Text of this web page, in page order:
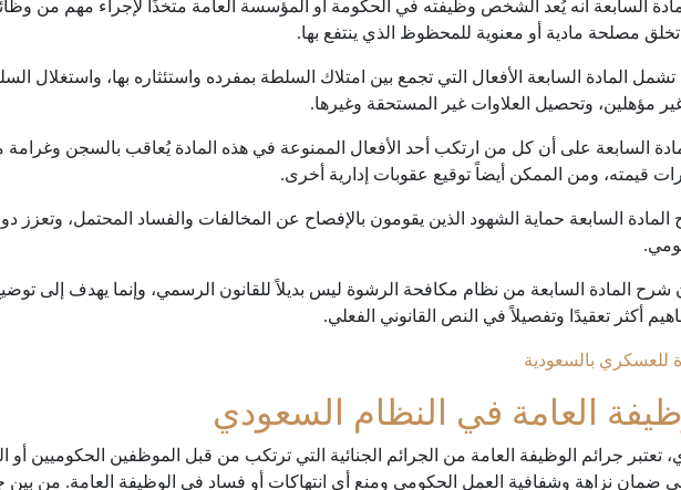
السابعة أنه يُعد الشخص وظيفته في الحكومة أو المؤسسة العامة متخذًا لإجراء مهم من
مصلحة مادية أو معنوية للمحظوظ الذي ينتفع بها.
تشمل المادة السابعة الأفعال التي تجمع بين امتلاك السلطة بمفرده واستئثاره بها، واستغلال
مؤهلين، وتحصيل العلاوات غير المستحقة وغيرها.
السابعة على أن كل من ارتكب أحد الأفعال الممنوعة في هذه المادة يُعاقب بالسجن
قيمته، ومن الممكن أيضاً توقيع عقوبات إدارية أخرى.
المادة السابعة حماية الشهود الذين يقومون بالإفصاح عن المخالفات والفساد المحتمل،
شرح المادة السابعة من نظام مكافحة الرشوة ليس بديلاً للقانون الرسمي، وإنما يهدف إلى
أكثر تعقيدًا وتفصيلاً في النص القانوني الفعلي.
للعسكري بالسعودية
العامة في النظام السعودي
تعتبر جرائم الوظيفة العامة من الجرائم الجنائية التي ترتكب من قبل الموظفين الحكوميين
إلى ضمان نزاهة وشفافية العمل الحكومي ومنع أي انتهاكات أو فساد في الوظيفة العامة. من بين